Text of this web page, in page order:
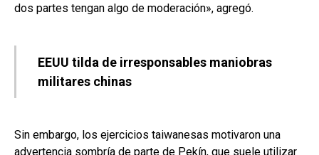
dos partes tengan algo de moderación», agregó.
EEUU tilda de irresponsables maniobras
militares chinas
Sin embargo, los ejercicios taiwanesas motivaron una
advertencia sombría de parte de Pekín, que suele utilizar